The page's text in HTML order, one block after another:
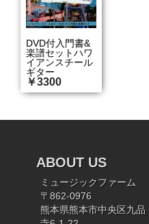
DVD付入門書&
楽譜セットハワ
イアンスチール
ギター
￥3300
ABOUT US
ミュージックファーム
〒862-0976
熊本県熊本市中央区九品